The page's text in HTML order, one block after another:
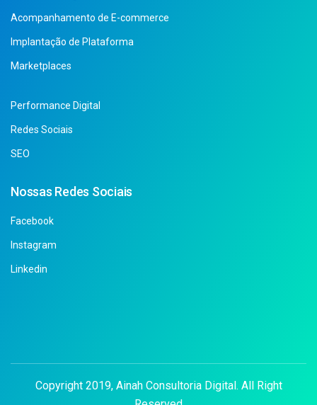
Acompanhamento de E-commerce
Implantação de Plataforma
Marketplaces
Performance Digital
Redes Sociais
SEO
Nossas Redes Sociais
Facebook
Instagram
Linkedin
Copyright 2019, Ainah Consultoria Digital. All Right